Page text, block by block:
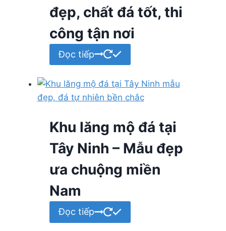
đẹp, chất đá tốt, thi
công tận nơi
Đọc tiếp
Khu lăng mộ đá tại
Tây Ninh – Mẫu đẹp
ưa chuộng miền
Nam
Đọc tiếp